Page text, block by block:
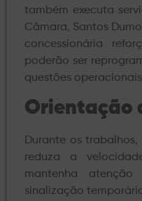
também executa
Câmara, Santos
concessionária
poderão ser
questões
Orientação
Durante os
reduza a
mantenha
sinalização